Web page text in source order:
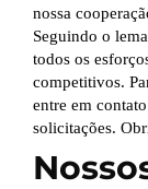
nossa
Seguindo o
todos os
competitivos.
entre em
solicitações.